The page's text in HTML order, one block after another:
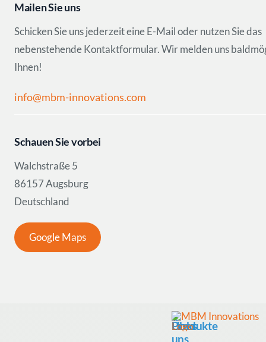
Mailen Sie uns
Schicken Sie uns jederzeit eine E-Mail oder nutzen Sie das
nebenstehende Kontaktformular. Wir melden uns
Ihnen!
info@mbm-innovations.com
Schauen Sie vorbei
Walchstraße 5
86157 Augsburg
Deutschland
Google Maps
Produkte
Über
uns
Links